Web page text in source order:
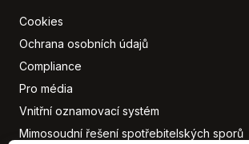
Parkovací senzory přední
Parkovací senzory zadní
Plní 'EURO VI'
Polohovací sedadla
Protiprokluzový systém kol (ASR)
Přední pohon
Cookies
Ochrana osobních údajů
Compliance
Pro média
Vnitřní oznamovací systém
Mimosoudní řešení spotřebitelských sporů